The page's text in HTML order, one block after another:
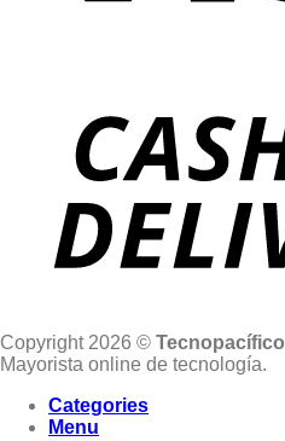
Copyright 2026 © Tecnopacífico
Mayorista online de tecnología.
Categories
Menu